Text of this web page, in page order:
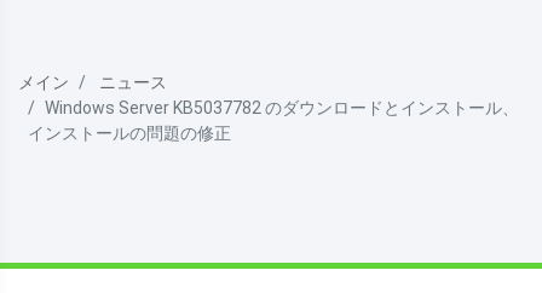
メイン
ニュース
Windows Server KB5037782 のダウンロードとインストール、
インストールの問題の修正